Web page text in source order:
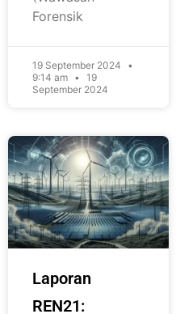
Forensik
19 September 2024
9:14 am
19
September 2024
Laporan
REN21: